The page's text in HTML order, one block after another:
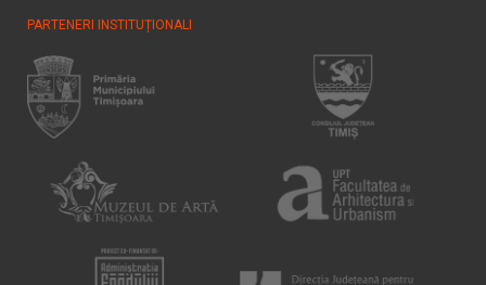
PARTENERI INSTITUȚIONALI